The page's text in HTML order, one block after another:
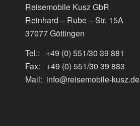
Reisemobile Kusz GbR
Reinhard – Rube – Str. 15A
37077 Göttingen
Tel.: +49 (0) 551/30 39 881
Fax: +49 (0) 551/30 39 883
Mail: info@reisemobile-kusz.de